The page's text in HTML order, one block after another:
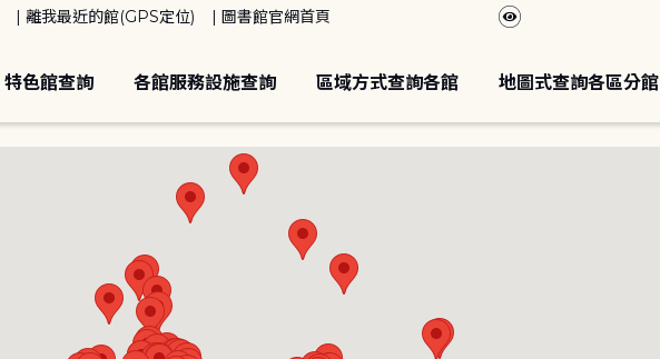
離我最近的館(GPS定位) 圖書館官網首頁
特色館查詢 各館服務設施查詢 區域方式查詢各館 地圖式查詢各區分館